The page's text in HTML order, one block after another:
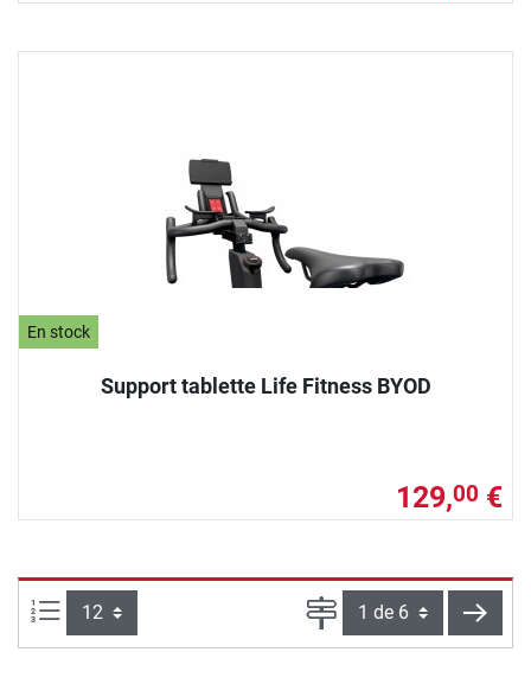
En stock
Support tablette Life Fitness BYOD
129,00 €
Articles par page : Page